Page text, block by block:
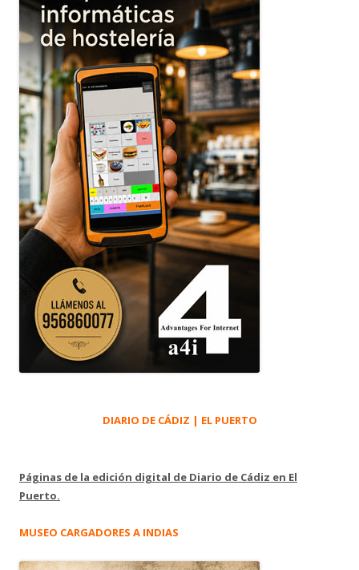
DIARIO DE CÁDIZ | EL PUERTO
Páginas de la edición digital de Diario de Cádiz en El
Puerto.
MUSEO CARGADORES A INDIAS